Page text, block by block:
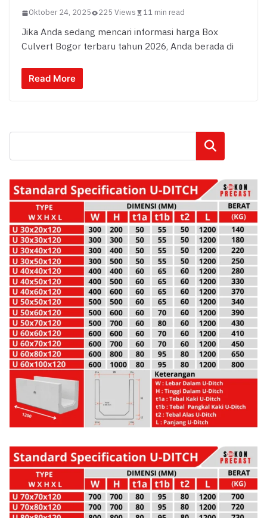
Oktober 24, 2025 225 Views 11 min read
Jika Anda sedang mencari informasi harga Box
Culvert Bogor terbaru tahun 2026, Anda berada di
Read More
Cari